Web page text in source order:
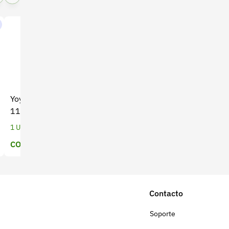
Yoyo para Guadaña THP-
117 Bellota - Alta
Durabilidad
1 Unidades
COP $ 51.111
Contacto
Soporte